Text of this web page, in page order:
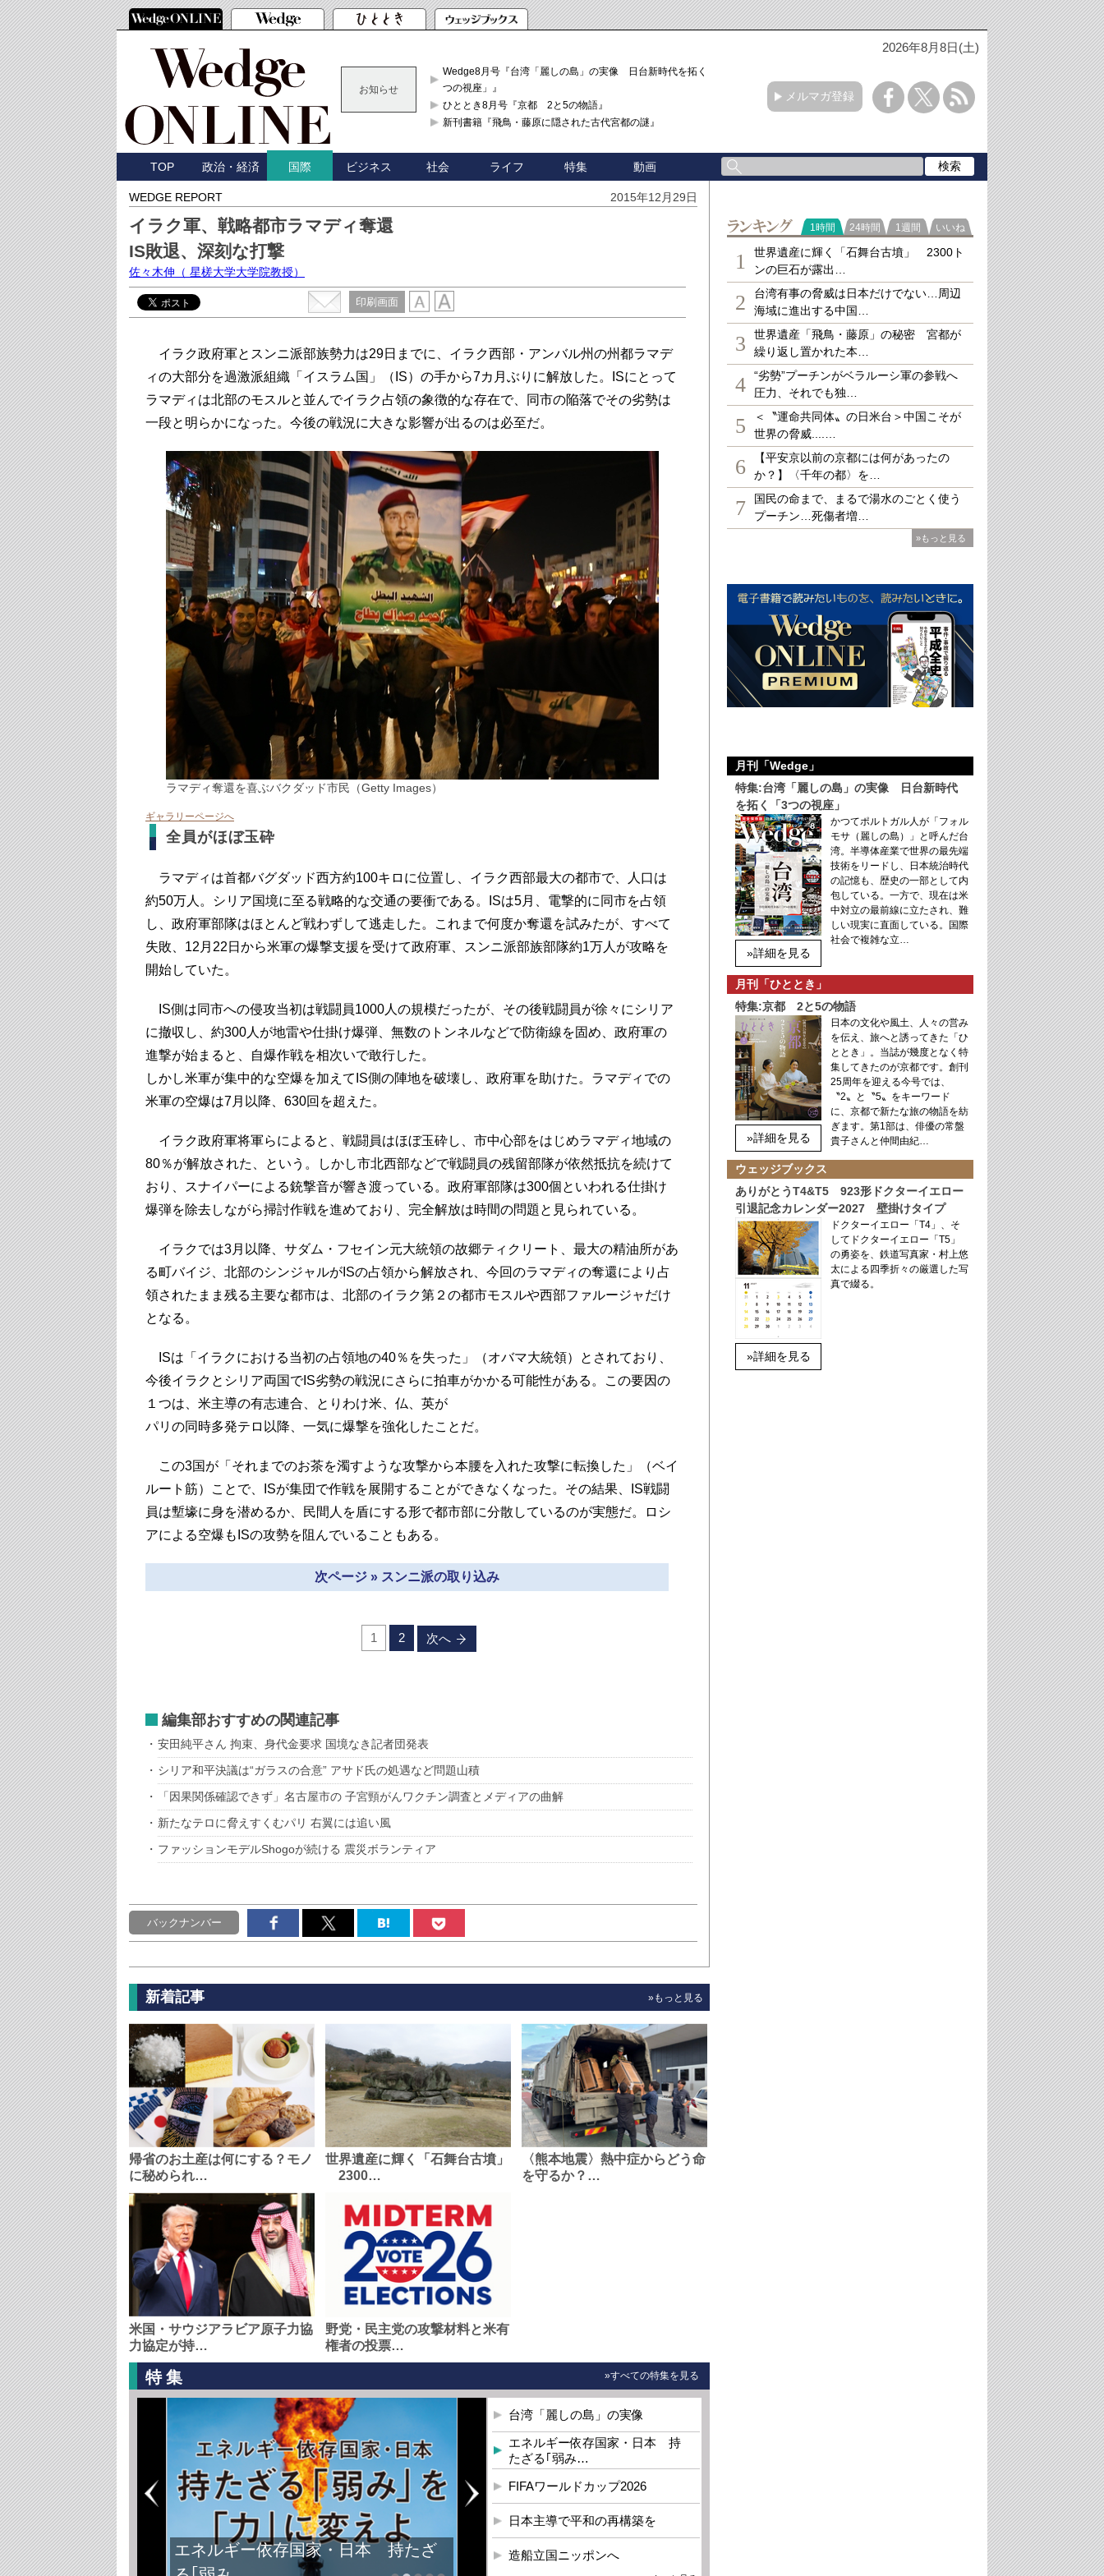
2026年8月8日(土)
お知らせ
Wedge8月号『台湾「麗しの島」の実像 日台新時代を拓く「3
つの視座」』
ひととき8月号『京都 2と5の物語』
新刊書籍『飛鳥・藤原に隠された古代宮都の謎』
メルマガ登録
TOP 政治・経済 国際 ビジネス 社会 ライフ 特集 動画
WEDGE REPORT 2015年12月29日
イラク軍、戦略都市ラマディ奪還
IS敗退、深刻な打撃
佐々木伸 （ 星槎大学大学院教授）
印刷画面
イラク政府軍とスンニ派部族勢力は29日までに、イラク西部・アンバル州の州都ラマデ
ィの大部分を過激派組織「イスラム国」（IS）の手から7カ月ぶりに解放した。ISにとって
ラマディは北部のモスルと並んでイラク占領の象徴的な存在で、同市の陥落でその劣勢は
一段と明らかになった。今後の戦況に大きな影響が出るのは必至だ。
ラマディ奪還を喜ぶバクダッド市民（Getty Images）
ギャラリーページへ
全員がほぼ玉砕
ラマディは首都バグダッド西方約100キロに位置し、イラク西部最大の都市で、人口は
約50万人。シリア国境に至る戦略的な交通の要衝である。ISは5月、電撃的に同市を占領
し、政府軍部隊はほとんど戦わずして逃走した。これまで何度か奪還を試みたが、すべて
失敗、12月22日から米軍の爆撃支援を受けて政府軍、スンニ派部族部隊約1万人が攻略を
開始していた。
IS側は同市への侵攻当初は戦闘員1000人の規模だったが、その後戦闘員が徐々にシリア
に撤収し、約300人が地雷や仕掛け爆弾、無数のトンネルなどで防衛線を固め、政府軍の
進撃が始まると、自爆作戦を相次いで敢行した。
しかし米軍が集中的な空爆を加えてIS側の陣地を破壊し、政府軍を助けた。ラマディでの
米軍の空爆は7月以降、630回を超えた。
イラク政府軍将軍らによると、戦闘員はほぼ玉砕し、市中心部をはじめラマディ地域の
80％が解放された、という。しかし市北西部などで戦闘員の残留部隊が依然抵抗を続けて
おり、スナイパーによる銃撃音が響き渡っている。政府軍部隊は300個といわれる仕掛け
爆弾を除去しながら掃討作戦を進めており、完全解放は時間の問題と見られている。
イラクでは3月以降、サダム・フセイン元大統領の故郷ティクリート、最大の精油所があ
る町バイジ、北部のシンジャルがISの占領から解放され、今回のラマディの奪還により占
領されたまま残る主要な都市は、北部のイラク第２の都市モスルや西部ファルージャだけ
となる。
ISは「イラクにおける当初の占領地の40％を失った」（オバマ大統領）とされており、
今後イラクとシリア両国でIS劣勢の戦況にさらに拍車がかかる可能性がある。この要因の
１つは、米主導の有志連合、とりわけ米、仏、英が
パリの同時多発テロ以降、一気に爆撃を強化したことだ。
この3国が「それまでのお茶を濁すような攻撃から本腰を入れた攻撃に転換した」（ベイ
ルート筋）ことで、ISが集団で作戦を展開することができなくなった。その結果、IS戦闘
員は塹壕に身を潜めるか、民間人を盾にする形で都市部に分散しているのが実態だ。ロシ
アによる空爆もISの攻勢を阻んでいることもある。
次ページ » スンニ派の取り込み
1 2 次へ
編集部おすすめの関連記事
安田純平さん 拘束、身代金要求 国境なき記者団発表
シリア和平決議は“ガラスの合意” アサド氏の処遇など問題山積
「因果関係確認できず」名古屋市の 子宮頸がんワクチン調査とメディアの曲解
新たなテロに脅えすくむパリ 右翼には追い風
ファッションモデルShogoが続ける 震災ボランティア
バックナンバー
新着記事 »もっと見る
帰省のお土産は何にする？モノ
に秘められ…
世界遺産に輝く「石舞台古墳」
2300…
〈熊本地震〉熱中症からどう命
を守るか？…
米国・サウジアラビア原子力協
力協定が持…
野党・民主党の攻撃材料と米有
権者の投票…
特集 »すべての特集を見る
FIFAワールドカップ2026
台湾「麗しの島」の実像
エネルギー依存国家・日本 持
たざる｢弱み…
FIFAワールドカップ2026
日本主導で平和の再構築を
造船立国ニッポンへ
ランキング
1時間 24時間 1週間 いいね
1
世界遺産に輝く「石舞台古墳」 2300ト
ンの巨石が露出…
2
台湾有事の脅威は日本だけでない…周辺
海域に進出する中国…
3
世界遺産「飛鳥・藤原」の秘密 宮都が
繰り返し置かれた本…
4
“劣勢”プーチンがベラルーシ軍の参戦へ
圧力、それでも独…
5
＜〝運命共同体〟の日米台＞中国こそが
世界の脅威....…
6
【平安京以前の京都には何があったの
か？】〈千年の都〉を…
7
国民の命まで、まるで湯水のごとく使う
プーチン…死傷者増…
»もっと見る
月刊「Wedge」
特集:台湾「麗しの島」の実像 日台新時代
を拓く「3つの視座」
»詳細を見る
かつてポルトガル人が「フォル
モサ（麗しの島）」と呼んだ台
湾。半導体産業で世界の最先端
技術をリードし、日本統治時代
の記憶も、歴史の一部として内
包している。一方で、現在は米
中対立の最前線に立たされ、難
しい現実に直面している。国際
社会で複雑な立…
月刊「ひととき」
特集:京都 2と5の物語
»詳細を見る
日本の文化や風土、人々の営み
を伝え、旅へと誘ってきた「ひ
ととき」。当誌が幾度となく特
集してきたのが京都です。創刊
25周年を迎える今号では、
〝2〟と〝5〟をキーワード
に、京都で新たな旅の物語を紡
ぎます。第1部は、俳優の常盤
貴子さんと仲間由紀…
ウェッジブックス
ありがとうT4&T5 923形ドクターイエロー
引退記念カレンダー2027 壁掛けタイプ
»詳細を見る
ドクターイエロー「T4」、そ
してドクターイエロー「T5」
の勇姿を、鉄道写真家・村上悠
太による四季折々の厳選した写
真で綴る。